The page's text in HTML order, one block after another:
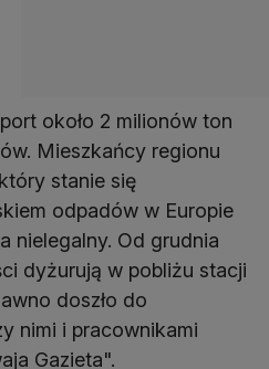
około 2 milionów ton
Mieszkańcy regionu
stanie się
odpadów w Europie
nielegalny. Od grudnia
dyżurują w pobliżu stacji
doszło do
nimi i pracownikami
Gazieta".